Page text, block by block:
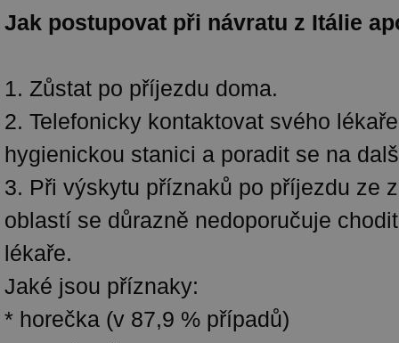
Jak postupovat při návratu z Itálie
1. Zůstat po příjezdu doma.
2. Telefonicky kontaktovat svého
hygienickou stanici a poradit se na
3. Při výskytu příznaků po příjezdu ze
oblastí se důrazně nedoporučuje
lékaře.
Jaké jsou příznaky:
* horečka (v 87,9 % případů)